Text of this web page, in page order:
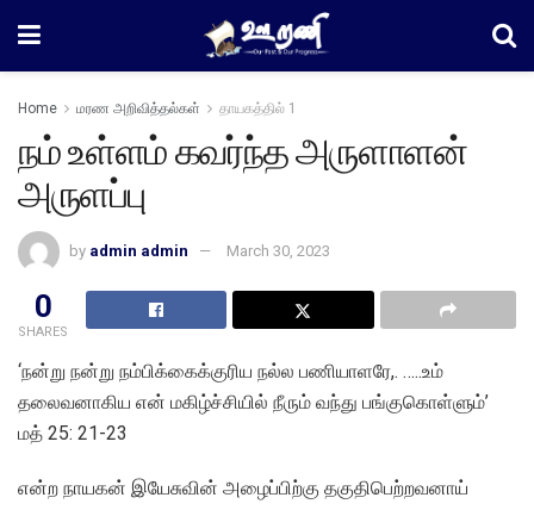
Home மரண அறிவித்தல்கள் தாயகத்தில் 1
நம் உள்ளம் கவர்ந்த அருளாளன்
அருளப்பு
by admin admin March 30, 2023
0
SHARES
‘நன்று நன்று நம்பிக்கைக்குரிய நல்ல பணியாளரே,. …..உம்
தலைவனாகிய என் மகிழ்ச்சியில் நீரும் வந்து பங்குகொள்ளும்’
மத் 25: 21-23
என்ற நாயகன் இயேசுவின் அழைப்பிற்கு தகுதிபெற்றவனாய்